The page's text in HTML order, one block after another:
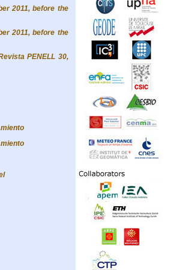
2011, before the
2011, before the
PENELL 30,